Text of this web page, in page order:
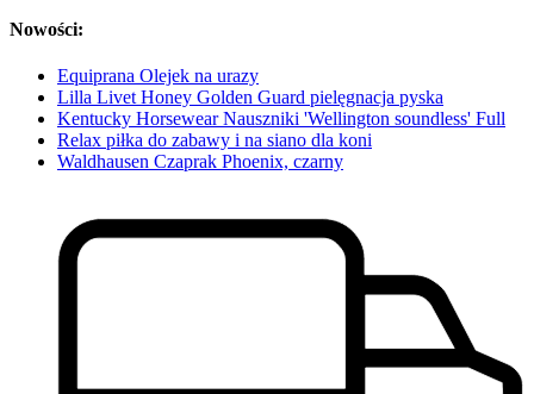
Nowości:
Equiprana Olejek na urazy
Lilla Livet Honey Golden Guard pielęgnacja pyska
Kentucky Horsewear Nauszniki 'Wellington soundless' Full
Relax piłka do zabawy i na siano dla koni
Waldhausen Czaprak Phoenix, czarny